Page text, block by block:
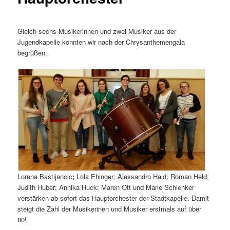
Gleich sechs Musikerinnen und zwei Musiker aus der
Jugendkapelle konnten wir nach der Chrysanthemengala
begrüßen.
Lorena Bastijancic; Lola Ehinger; Alessandro Haid; Roman Held;
Judith Huber; Annika Huck; Maren Ott und Marie Schlenker
verstärken ab sofort das Hauptorchester der Stadtkapelle. Damit
steigt die Zahl der Musikerinen und Musiker erstmals auf über
80!